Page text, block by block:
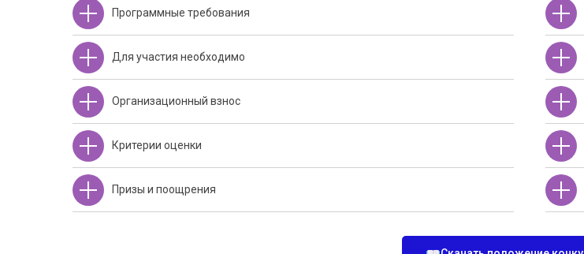
Программные требования
Для участия необходимо
Организационный взнос
Критерии оценки
Призы и поощрения